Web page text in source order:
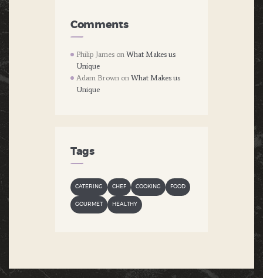
Comments
Philip James onWhat Makes us
Unique
Adam Brown onWhat Makes us
Unique
Tags
CATERING CHEF COOKING FOOD
GOURMET HEALTHY